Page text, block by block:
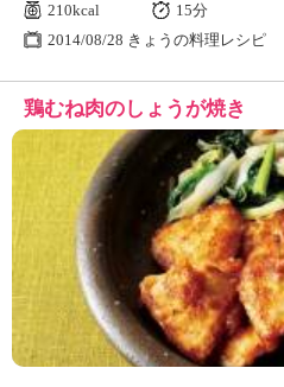
210kcal
15分
2014/08/28 きょうの料理レシピ
鶏むね肉のしょうが焼き